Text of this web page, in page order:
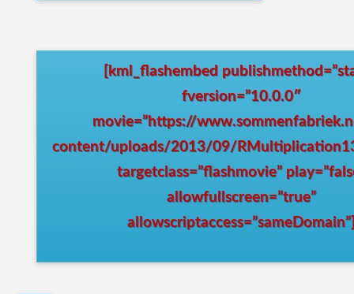
[kml_flashembed
fversion=”10.0.0″
movie=”https://
content/uploads/2013/09/
targetclass=”flashmovie”
allowfullscreen=”true”